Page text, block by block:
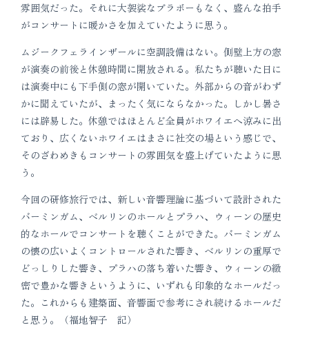
雰囲気だった。それに大袈裟なブラボーもなく、盛んな拍手
がコンサートに暖かさを加えていたように思う。
ムジークフェラインザールに空調設備はない。側壁上方の窓
が演奏の前後と休憩時間に開放される。私たちが聴いた日に
は演奏中にも下手側の窓が開いていた。外部からの音がわず
かに聞えていたが、まったく気にならなかった。しかし暑さ
には辟易した。休憩ではほとんど全員がホワイエへ涼みに出
ており、広くないホワイエはまさに社交の場という感じで、
そのざわめきもコンサートの雰囲気を盛上げていたように思
う。
今回の研修旅行では、新しい音響理論に基づいて設計された
バーミンガム、ベルリンのホールとプラハ、ウィーンの歴史
的なホールでコンサートを聴くことができた。バーミンガム
の懐の広いよくコントロールされた響き、ベルリンの重厚で
どっしりした響き、プラハの落ち着いた響き、ウィーンの緻
密で豊かな響きというように、いずれも印象的なホールだっ
た。これからも建築面、音響面で参考にされ続けるホールだ
と思う。（福地智子 記）